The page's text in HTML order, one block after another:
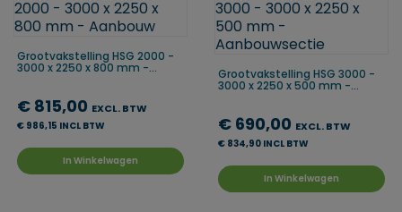
Grootvakstelling HSG 2000 -
3000 x 2250 x 800 mm -...
€ 815,00 EXCL. BTW
€ 986,15 INCL BTW
In Winkelwagen
Grootvakstelling HSG 3000 -
3000 x 2250 x 500 mm -...
€ 690,00 EXCL. BTW
€ 834,90 INCL BTW
In Winkelwagen